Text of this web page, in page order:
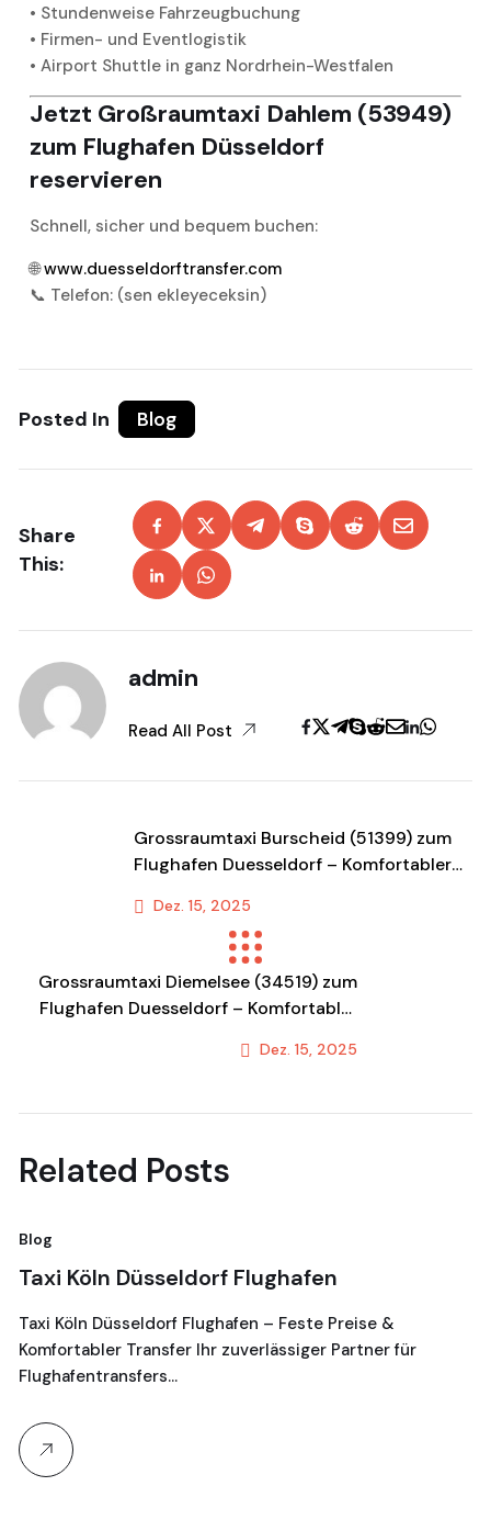
• Stundenweise Fahrzeugbuchung
• Firmen- und Eventlogistik
• Airport Shuttle in ganz Nordrhein-Westfalen
Jetzt Großraumtaxi Dahlem (53949)
zum Flughafen Düsseldorf
reservieren
Schnell, sicher und bequem buchen:
🌐www.duesseldorftransfer.com
📞 Telefon: (sen ekleyeceksin)
Posted In Blog
Share
This:
admin
Read All Post
Grossraumtaxi Burscheid (51399) zum
Flughafen Duesseldorf – Komfortabler
Dez. 15, 2025
Previous Post
Grossraumtaxi Diemelsee (34519) zum
Flughafen Duesseldorf – Komfortabler
Dez. 15, 2025
Related Posts
Blog
Taxi Köln Düsseldorf Flughafen
Taxi Köln Düsseldorf Flughafen – Feste Preise &
Komfortabler Transfer Ihr zuverlässiger Partner für
Flughafentransfers…